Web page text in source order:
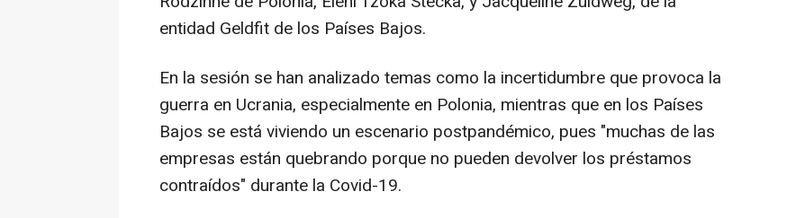
entidad Geldfit de los Países Bajos.
En la sesión se han analizado temas como la incertidumbre que provoca la
guerra en Ucrania, especialmente en Polonia, mientras que en los Países
Bajos se está viviendo un escenario postpandémico, pues "muchas de las
empresas están quebrando porque no pueden devolver los préstamos
contraídos" durante la Covid-19.